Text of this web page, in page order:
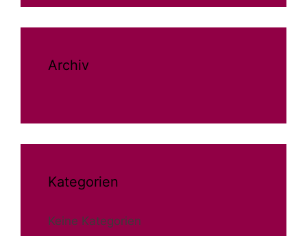
Archiv
Kategorien
Keine Kategorien